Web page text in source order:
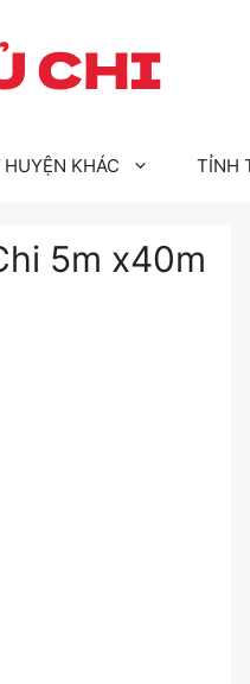
KHÁC TỈNH
5m x40m